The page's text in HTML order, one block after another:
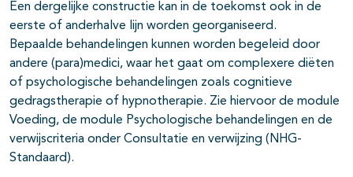
Een dergelijke constructie kan in de toekomst ook in de
eerste of anderhalve lijn worden georganiseerd.
Bepaalde behandelingen kunnen worden begeleid door
andere (para)medici, waar het gaat om complexere diëten
of psychologische behandelingen zoals cognitieve
gedragstherapie of hypnotherapie. Zie hiervoor de module
Voeding, de module Psychologische behandelingen en de
verwijscriteria onder Consultatie en verwijzing (NHG-
Standaard).